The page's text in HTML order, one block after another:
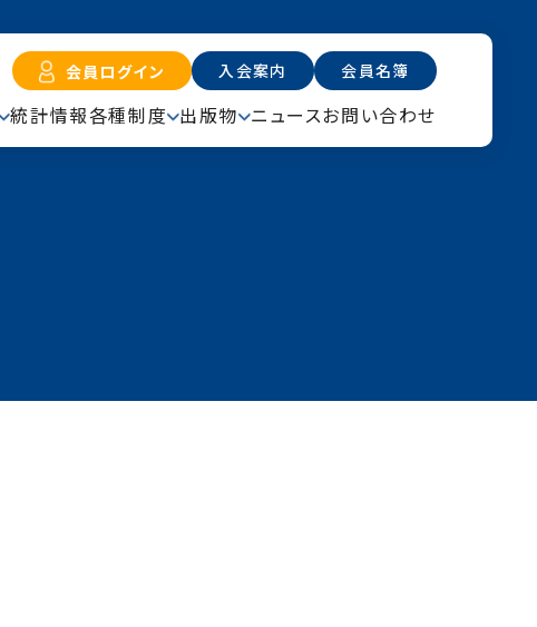
会員ログイン 入会案内 会員名簿
統計情報各種制度 出版物 ニュースお問い合わせ